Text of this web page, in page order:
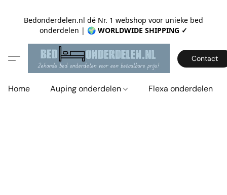
Bedonderdelen.nl dé Nr. 1 webshop voor unieke bed
onderdelen | 🌍 WORLDWIDE SHIPPING ✓
Contact
Home Auping onderdelen Flexa onderdelen